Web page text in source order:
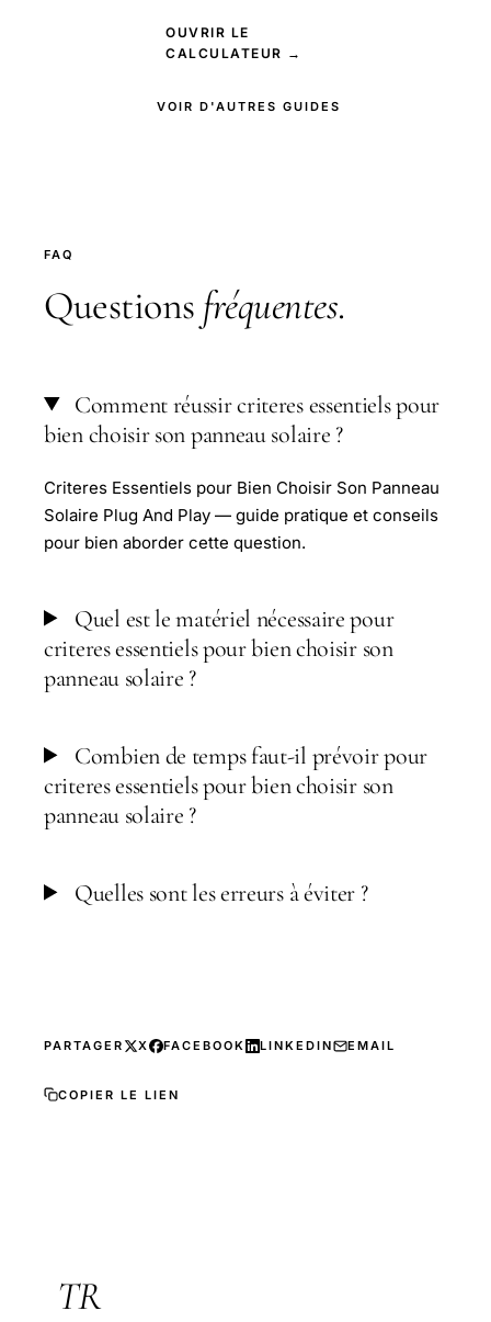
OUVRIR LE
CALCULATEUR →
VOIR D'AUTRES GUIDES
FAQ
Questions fréquentes.
Comment réussir criteres essentiels pour
bien choisir son panneau solaire ?
Criteres Essentiels pour Bien Choisir Son Panneau
Solaire Plug And Play — guide pratique et conseils
pour bien aborder cette question.
Quel est le matériel nécessaire pour
criteres essentiels pour bien choisir son
panneau solaire ?
Combien de temps faut-il prévoir pour
criteres essentiels pour bien choisir son
panneau solaire ?
Quelles sont les erreurs à éviter ?
PARTAGER X FACEBOOK LINKEDIN EMAIL
COPIER LE LIEN
TR